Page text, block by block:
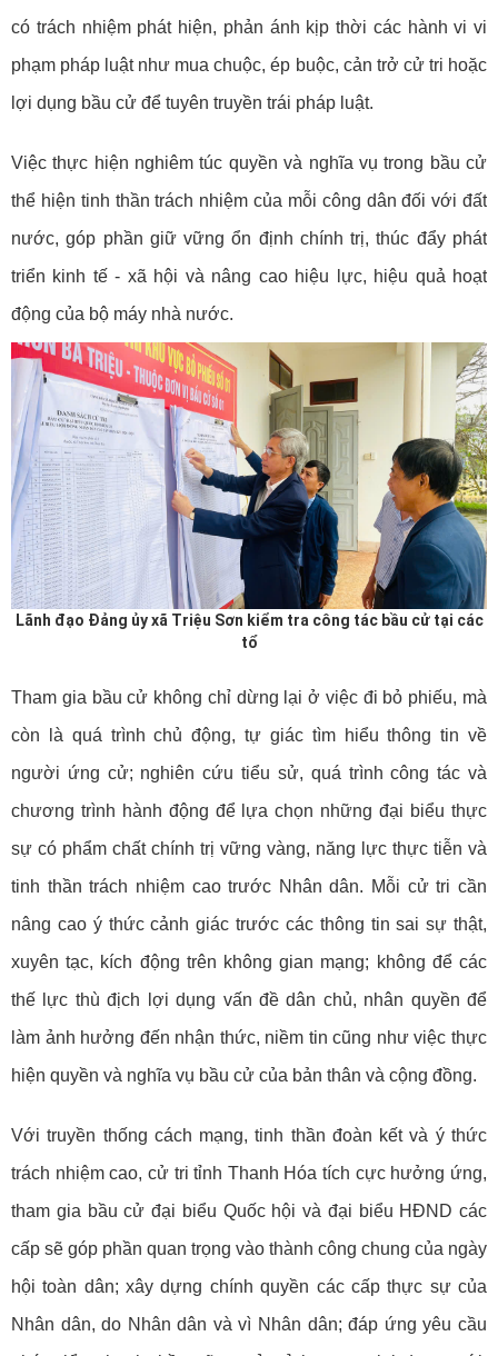
có trách nhiệm phát hiện, phản ánh kịp thời các hành vi vi
phạm pháp luật như mua chuộc, ép buộc, cản trở cử tri hoặc
lợi dụng bầu cử để tuyên truyền trái pháp luật.
Việc thực hiện nghiêm túc quyền và nghĩa vụ trong bầu cử
thể hiện tinh thần trách nhiệm của mỗi công dân đối với đất
nước, góp phần giữ vững ổn định chính trị, thúc đẩy phát
triển kinh tế - xã hội và nâng cao hiệu lực, hiệu quả hoạt
động của bộ máy nhà nước.
Lãnh đạo Đảng ủy xã Triệu Sơn kiểm tra công tác bầu cử tại các
tổ
Tham gia bầu cử không chỉ dừng lại ở việc đi bỏ phiếu, mà
còn là quá trình chủ động, tự giác tìm hiểu thông tin về
người ứng cử; nghiên cứu tiểu sử, quá trình công tác và
chương trình hành động để lựa chọn những đại biểu thực
sự có phẩm chất chính trị vững vàng, năng lực thực tiễn và
tinh thần trách nhiệm cao trước Nhân dân. Mỗi cử tri cần
nâng cao ý thức cảnh giác trước các thông tin sai sự thật,
xuyên tạc, kích động trên không gian mạng; không để các
thế lực thù địch lợi dụng vấn đề dân chủ, nhân quyền để
làm ảnh hưởng đến nhận thức, niềm tin cũng như việc thực
hiện quyền và nghĩa vụ bầu cử của bản thân và cộng đồng.
Với truyền thống cách mạng, tinh thần đoàn kết và ý thức
trách nhiệm cao, cử tri tỉnh Thanh Hóa tích cực hưởng ứng,
tham gia bầu cử đại biểu Quốc hội và đại biểu HĐND các
cấp sẽ góp phần quan trọng vào thành công chung của ngày
hội toàn dân; xây dựng chính quyền các cấp thực sự của
Nhân dân, do Nhân dân và vì Nhân dân; đáp ứng yêu cầu